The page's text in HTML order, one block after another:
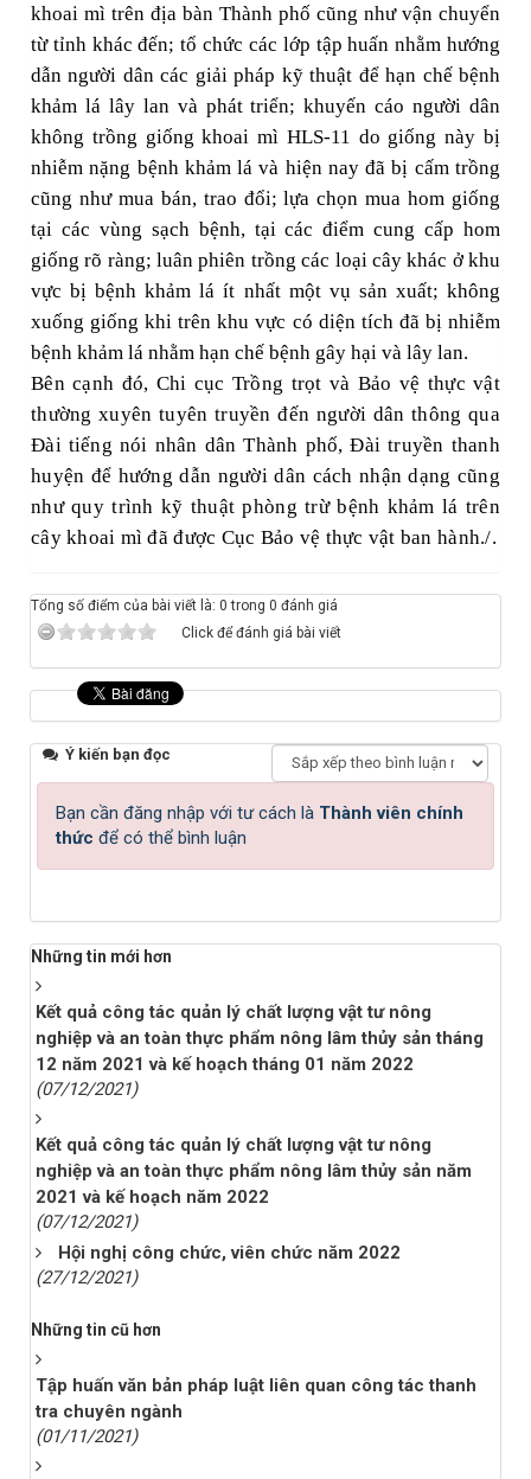
khoai mì trên địa bàn Thành phố cũng như vận chuyển
từ tỉnh khác đến; tổ chức các lớp tập huấn nhằm hướng
dẫn người dân các giải pháp kỹ thuật để hạn chế bệnh
khảm lá lây lan và phát triển; khuyến cáo người dân
không trồng giống khoai mì HLS-11 do giống này bị
nhiễm nặng bệnh khảm lá và hiện nay đã bị cấm trồng
cũng như mua bán, trao đổi; lựa chọn mua hom giống
tại các vùng sạch bệnh, tại các điểm cung cấp hom
giống rõ ràng; luân phiên trồng các loại cây khác ở khu
vực bị bệnh khảm lá ít nhất một vụ sản xuất; không
xuống giống khi trên khu vực có diện tích đã bị nhiễm
bệnh khảm lá nhằm hạn chế bệnh gây hại và lây lan.
Bên cạnh đó, Chi cục Trồng trọt và Bảo vệ thực vật
thường xuyên tuyên truyền đến người dân thông qua
Đài tiếng nói nhân dân Thành phố, Đài truyền thanh
huyện để hướng dẫn người dân cách nhận dạng cũng
như quy trình kỹ thuật phòng trừ bệnh khảm lá trên
cây khoai mì đã được Cục Bảo vệ thực vật ban hành./.
Tổng số điểm của bài viết là: 0 trong 0 đánh giá
Click để đánh giá bài viết
Ý kiến bạn đọc
Bạn cần đăng nhập với tư cách là Thành viên chính
thức để có thể bình luận
Những tin mới hơn
Kết quả công tác quản lý chất lượng vật tư nông
nghiệp và an toàn thực phẩm nông lâm thủy sản tháng
12 năm 2021 và kế hoạch tháng 01 năm 2022
(07/12/2021)
Kết quả công tác quản lý chất lượng vật tư nông
nghiệp và an toàn thực phẩm nông lâm thủy sản năm
2021 và kế hoạch năm 2022
(07/12/2021)
Hội nghị công chức, viên chức năm 2022
(27/12/2021)
Những tin cũ hơn
Tập huấn văn bản pháp luật liên quan công tác thanh
tra chuyên ngành
(01/11/2021)